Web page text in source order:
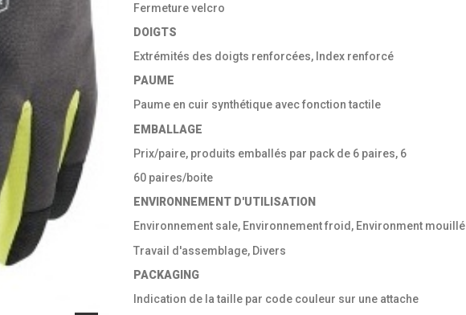
Fermeture velcro
DOIGTS
Extrémités des doigts renforcées, Index renforcé
PAUME
Paume en cuir synthétique avec fonction tactile
EMBALLAGE
Prix/paire, produits emballés par pack de 6 paires, 6
60 paires/boite
ENVIRONNEMENT D'UTILISATION
Environnement sale, Environnement froid, Environment mouillé
Travail d'assemblage, Divers
PACKAGING
Indication de la taille par code couleur sur une attache